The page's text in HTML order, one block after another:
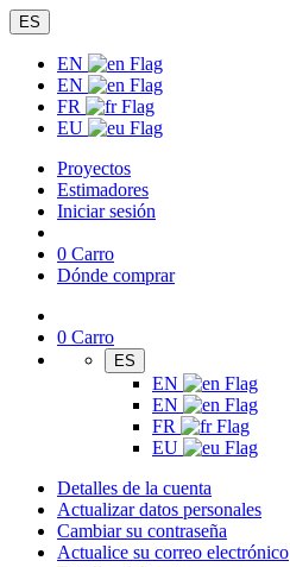
ES
EN
EN
FR
EU
Proyectos
Estimadores
Iniciar sesión
0 Carro
Dónde comprar
0 Carro
ES
EN
EN
FR
EU
Detalles de la cuenta
Actualizar datos personales
Cambiar su contraseña
Actualice su correo electrónico